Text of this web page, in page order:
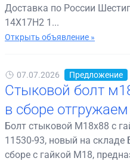
Доставка по России
14Х17Н2 1...
Открыть объявление »
07.07.2026 Предложение
Стыковой болт
в сборе отгружаем
Болт стыковой М18х88 с
11530-93, новый на
сборе с гайкой М18,